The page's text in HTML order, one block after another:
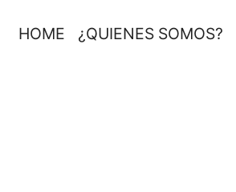
HOME ¿QUIENES SOMOS?